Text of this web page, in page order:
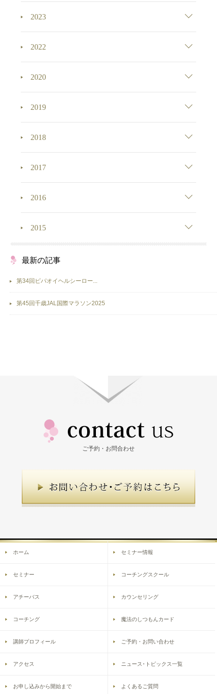
2023
2022
2020
2019
2018
2017
2016
2015
最新の記事
第34回ピパオイヘルシーロー...
第45回千歳JAL国際マラソン2025
ご予約・お問合わせ
ホーム セミナー情報
セミナー コーチングスクール
アチーバス カウンセリング
コーチング 魔法のしつもんカード
講師プロフィール ご予約・お問い合わせ
アクセス ニュース･トピックス一覧
お申し込みから開始まで よくあるご質問